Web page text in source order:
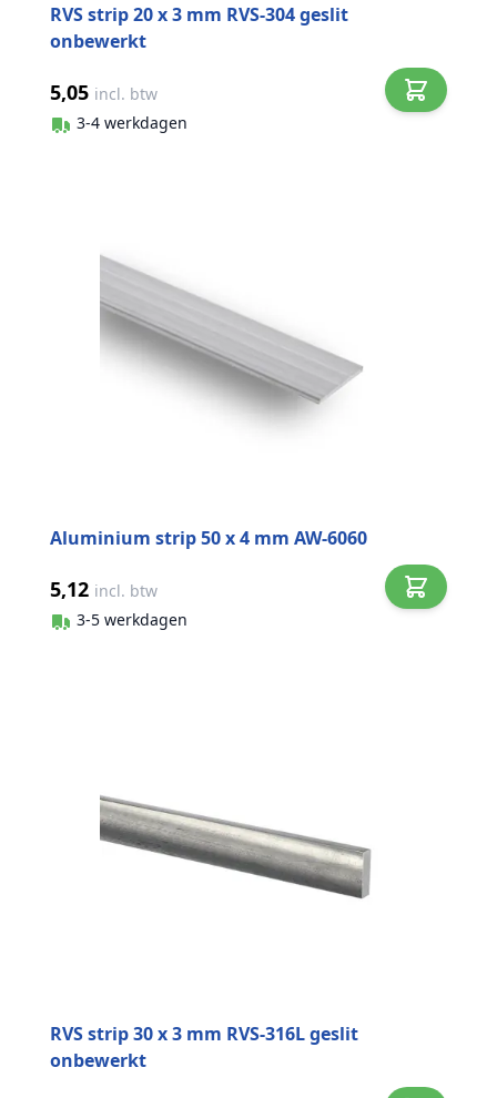
RVS strip 20 x 3 mm RVS-304 geslit
onbewerkt
5,05 incl. btw
3-4 werkdagen
Aluminium strip 50 x 4 mm AW-6060
5,12 incl. btw
3-5 werkdagen
RVS strip 30 x 3 mm RVS-316L geslit
onbewerkt